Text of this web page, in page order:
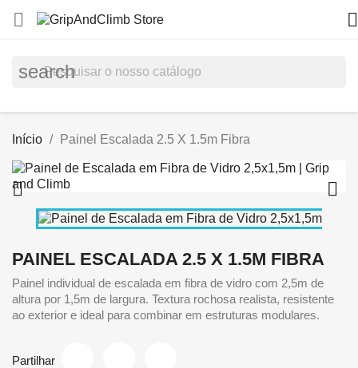
 
search
Início Painel Escalada 2.5 X 1.5m Fibra
 
PAINEL ESCALADA 2.5 X 1.5M FIBRA
Painel individual de escalada em fibra de vidro com 2,5m de
altura por 1,5m de largura. Textura rochosa realista, resistente
ao exterior e ideal para combinar em estruturas modulares.
Partilhar